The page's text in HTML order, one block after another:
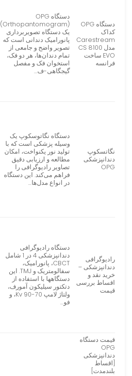
دستگاه OPG
کداک
Carestream
مدل CS 8100
EVO ساخت
فرانسه
دستگاه OPG
(Orthopantomogram)
یک دستگاه تصویربرداری
پانورامیک دندانی است که
تصویر واضح و جامعی از
تمام دندان‌ها، هر دو فک،
استخوان فک و مفصل
گیجگاهی-ف…
نگاتسکوپ
دندانپزشکی
OPG
دستگاه نگاتوسکوپ یک
وسیله پزشکی است که با
تولید نور یکنواخت، امکان
مطالعه و ارزیابی دقیق
تصاویر رادیوگرافی را
فراهم می‌کند. این دستگاه
در انواع مدل‌ها…
رادیوگرافی
دندانپزشکی –
خرید نقد و
اقساط بررسی
قیمت
دستگاه رادیوگرافی
دندانپزشکی 4 در 1 شامل
CBCT، پانورامیک،
سفالومتریک و TMJ. این
دستگاهها با استفاده از
دتکتور سیلیکون آمورف،
ولتاژ لامپ 70-90 Kv، و
فو…
قیمت دستگاه
OPG
دندانپزشکی
[اقساط
بلندمدت]